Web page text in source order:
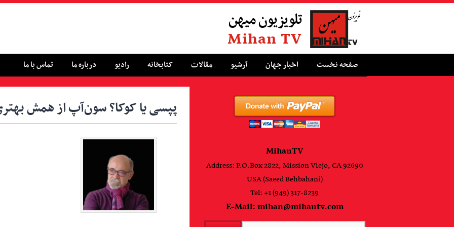
تلویزیون میهن
Mihan TV
صفحه نخست اخبار جهان آرشیو مقالات کتابخانه رادیو درباره ما تماس با ما
پپسی یا کوکا؟ سون‌آپ از همش
MihanTV
Address: P.O.Box 2822, Mission Viejo, CA 92690
USA (Saeed Behbahani)
Tel: +1 (949) 317-8239
E-Mail: mihan@mihantv.com